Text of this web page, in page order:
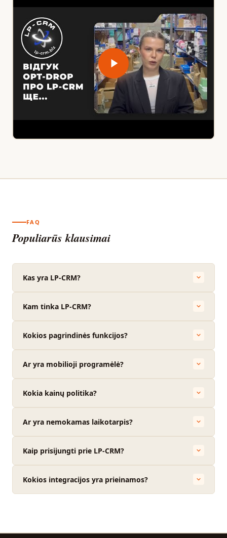
FAQ
Populiarūs klausimai
Kas yra LP-CRM?
Kam tinka LP-CRM?
Kokios pagrindinės funkcijos?
Ar yra mobilioji programėlė?
Kokia kainų politika?
Ar yra nemokamas laikotarpis?
Kaip prisijungti prie LP-CRM?
Kokios integracijos yra prieinamos?